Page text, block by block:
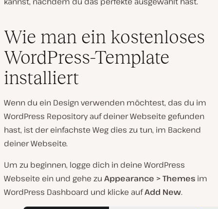
Wie man ein kostenloses
WordPress-Template
installiert
Wenn du ein Design verwenden möchtest, das du im
WordPress Repository auf deiner Webseite gefunden
hast, ist der einfachste Weg dies zu tun, im Backend
deiner Webseite.
Um zu beginnen, logge dich in deine WordPress
Webseite ein und gehe zu Appearance > Themes im
WordPress Dashboard und klicke aufAdd New.